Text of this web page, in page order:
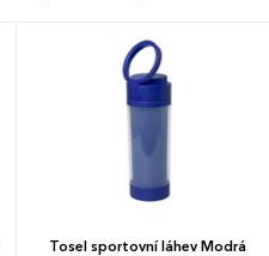
Tosel sportovní láhev Modrá